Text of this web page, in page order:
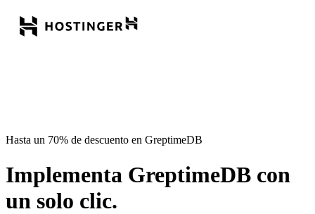
Hasta un 70% de descuento en GreptimeDB
Implementa GreptimeDB con
un solo clic.